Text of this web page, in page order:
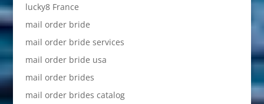
lucky8 France
mail order bride
mail order bride services
mail order bride usa
mail order brides
mail order brides catalog